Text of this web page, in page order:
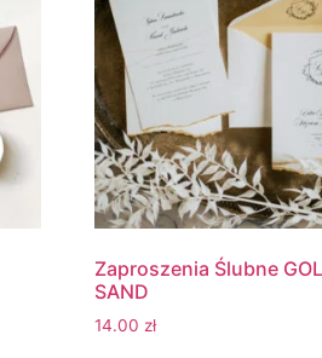
Zaproszenia Ślubne
SAND
14.00 zł